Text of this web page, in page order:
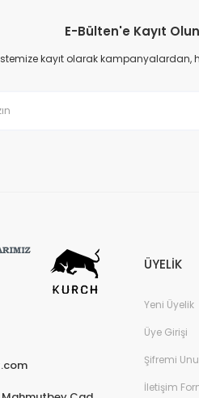
veya görüntülenemiyor.
bilgiler bulunuyor.
E-Bülten'e Kayıt Olun
kayıt olarak kampanyalardan,
ÜYELİK
Yeni Üyelik
Üye Girişi
Şifremi
İletişim